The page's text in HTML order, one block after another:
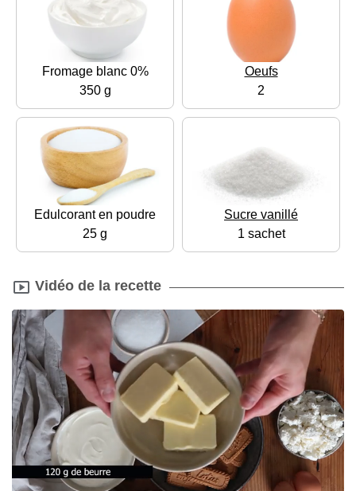
Fromage blanc 0%
350 g
Oeufs
2
Edulcorant en poudre
25 g
Sucre vanillé
1 sachet
Vidéo de la recette